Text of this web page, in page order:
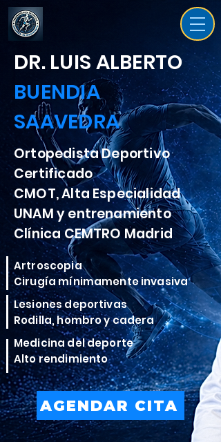
DR. LUIS ALBERTO
BUENDIA
SAAVEDRA
Ortopedista Deportivo
Certificado
CMOT, Alta Especialidad
UNAM y entrenamiento
Clínica CEMTRO Madrid
Artroscopia
Cirugía mínimamente invasiva
Lesiones deportivas
Rodilla, hombro y cadera
Medicina del deporte
Alto rendimiento
AGENDAR CITA